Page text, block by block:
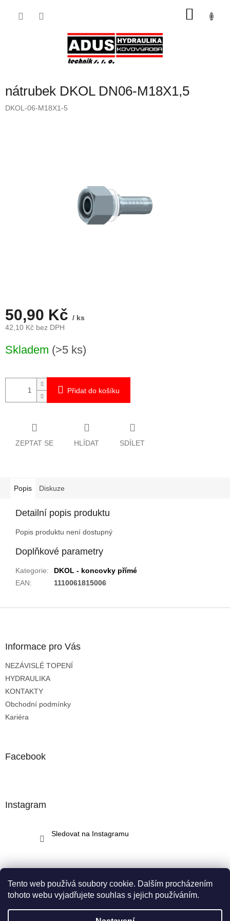
Tento web používá soubory cookie. Dalším procházením
tohoto webu vyjadřujete souhlas s jejich používáním.
nátrubek DKOL DN06-M18X1,5
DKOL-06-M18X1-5
50,90 Kč / ks
42,10 Kč bez DPH
cena:
Skladem (>5 ks)
Přidat do košíku
ZEPTAT SE HLÍDAT SDÍLET
Popis Diskuze
Detailní popis produktu
Popis produktu není dostupný
Doplňkové parametry
Kategorie:
DKOL - koncovky přímé
EAN: 1110061815006
Informace pro Vás
NEZÁVISLÉ TOPENÍ
HYDRAULIKA
KONTAKTY
Obchodní podmínky
Kariéra
Facebook
Instagram
Sledovat na Instagramu